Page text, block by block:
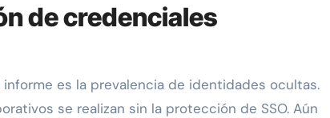
de credenciales
es la prevalencia de identidades ocultas.
se realizan sin la protección de SSO. Aún